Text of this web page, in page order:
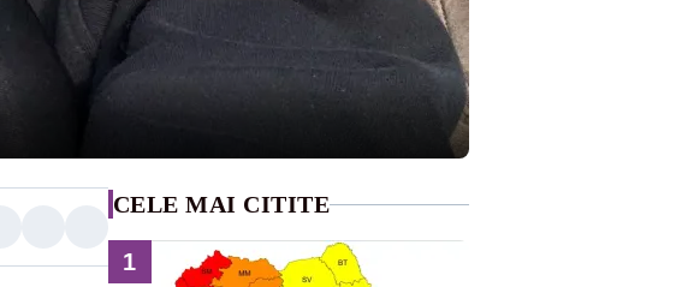
CELE MAI CITITE
1